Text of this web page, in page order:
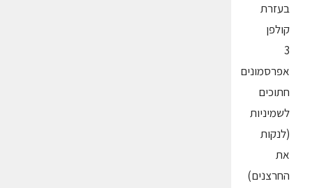
בעזרת
קולפן
3
אפרסמונים
חתוכים
לשמיניות
(לנקות
את
החרצנים)